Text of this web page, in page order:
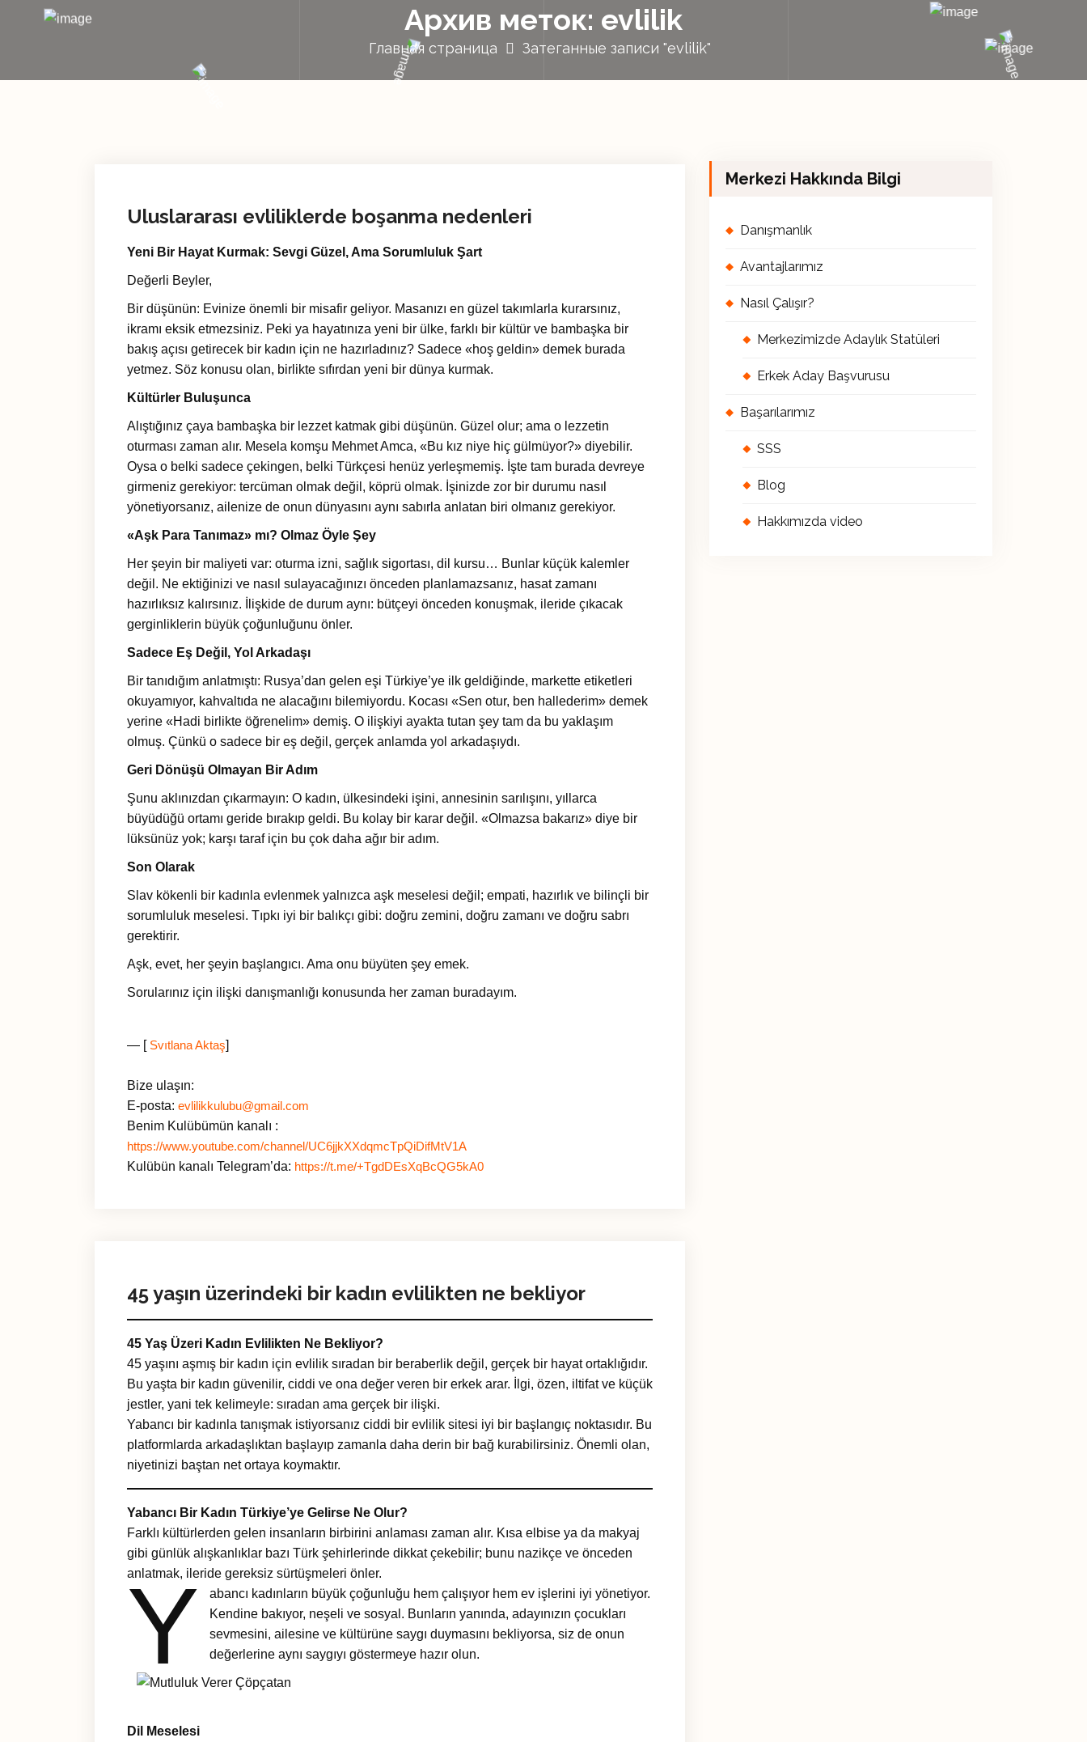
Архив меток: evlilik
Главная страница Затеганные записи "evlilik"
Uluslararası evliliklerde boşanma nedenleri
Yeni Bir Hayat Kurmak: Sevgi Güzel, Ama Sorumluluk Şart
Değerli Beyler,
Bir düşünün: Evinize önemli bir misafir geliyor. Masanızı en güzel takımlarla kurarsınız,
ikramı eksik etmezsiniz. Peki ya hayatınıza yeni bir ülke, farklı bir kültür ve bambaşka bir
bakış açısı getirecek bir kadın için ne hazırladınız? Sadece «hoş geldin» demek burada
yetmez. Söz konusu olan, birlikte sıfırdan yeni bir dünya kurmak.
Kültürler Buluşunca
Alıştığınız çaya bambaşka bir lezzet katmak gibi düşünün. Güzel olur; ama o lezzetin
oturması zaman alır. Mesela komşu Mehmet Amca, «Bu kız niye hiç gülmüyor?» diyebilir.
Oysa o belki sadece çekingen, belki Türkçesi henüz yerleşmemiş. İşte tam burada devreye
girmeniz gerekiyor: tercüman olmak değil, köprü olmak. İşinizde zor bir durumu nasıl
yönetiyorsanız, ailenize de onun dünyasını aynı sabırla anlatan biri olmanız gerekiyor.
«Aşk Para Tanımaz» mı? Olmaz Öyle Şey
Her şeyin bir maliyeti var: oturma izni, sağlık sigortası, dil kursu… Bunlar küçük kalemler
değil. Ne ektiğinizi ve nasıl sulayacağınızı önceden planlamazsanız, hasat zamanı
hazırlıksız kalırsınız. İlişkide de durum aynı: bütçeyi önceden konuşmak, ileride çıkacak
gerginliklerin büyük çoğunluğunu önler.
Sadece Eş Değil, Yol Arkadaşı
Bir tanıdığım anlatmıştı: Rusya’dan gelen eşi Türkiye’ye ilk geldiğinde, markette etiketleri
okuyamıyor, kahvaltıda ne alacağını bilemiyordu. Kocası «Sen otur, ben hallederim» demek
yerine «Hadi birlikte öğrenelim» demiş. O ilişkiyi ayakta tutan şey tam da bu yaklaşım
olmuş. Çünkü o sadece bir eş değil, gerçek anlamda yol arkadaşıydı.
Geri Dönüşü Olmayan Bir Adım
Şunu aklınızdan çıkarmayın: O kadın, ülkesindeki işini, annesinin sarılışını, yıllarca
büyüdüğü ortamı geride bırakıp geldi. Bu kolay bir karar değil. «Olmazsa bakarız» diye bir
lüksünüz yok; karşı taraf için bu çok daha ağır bir adım.
Son Olarak
Slav kökenli bir kadınla evlenmek yalnızca aşk meselesi değil; empati, hazırlık ve bilinçli bir
sorumluluk meselesi. Tıpkı iyi bir balıkçı gibi: doğru zemini, doğru zamanı ve doğru sabrı
gerektirir.
Aşk, evet, her şeyin başlangıcı. Ama onu büyüten şey emek.
Sorularınız için ilişki danışmanlığı konusunda her zaman buradayım.
— [ Svıtlana Aktaş]
Bize ulaşın:
E-posta: evlilikkulubu@gmail.com
Benim Kulübümün kanalı :
https://www.youtube.com/channel/UC6jjkXXdqmcTpQiDifMtV1A
Kulübün kanalı Telegram’da: https://t.me/+TgdDEsXqBcQG5kA0
45 yaşın üzerindeki bir kadın evlilikten ne bekliyor
45 Yaş Üzeri Kadın Evlilikten Ne Bekliyor?
45 yaşını aşmış bir kadın için evlilik sıradan bir beraberlik değil, gerçek bir hayat ortaklığıdır.
Bu yaşta bir kadın güvenilir, ciddi ve ona değer veren bir erkek arar. İlgi, özen, iltifat ve küçük
jestler, yani tek kelimeyle: sıradan ama gerçek bir ilişki.
Yabancı bir kadınla tanışmak istiyorsanız ciddi bir evlilik sitesi iyi bir başlangıç noktasıdır. Bu
platformlarda arkadaşlıktan başlayıp zamanla daha derin bir bağ kurabilirsiniz. Önemli olan,
niyetinizi baştan net ortaya koymaktır.
Yabancı Bir Kadın Türkiye’ye Gelirse Ne Olur?
Farklı kültürlerden gelen insanların birbirini anlaması zaman alır. Kısa elbise ya da makyaj
gibi günlük alışkanlıklar bazı Türk şehirlerinde dikkat çekebilir; bunu nazikçe ve önceden
anlatmak, ileride gereksiz sürtüşmeleri önler.
Y
abancı kadınların büyük çoğunluğu hem çalışıyor hem ev işlerini iyi yönetiyor.
Kendine bakıyor, neşeli ve sosyal. Bunların yanında, adayınızın çocukları
sevmesini, ailesine ve kültürüne saygı duymasını bekliyorsa, siz de onun
değerlerine aynı saygıyı göstermeye hazır olun.
Dil Meselesi
Merkezi Hakkında Bilgi
Danışmanlık
Avantajlarımız
Nasıl Çalışır?
Merkezimizde Adaylık Statüleri
Erkek Aday Başvurusu
Başarılarımız
SSS
Blog
Hakkımızda video